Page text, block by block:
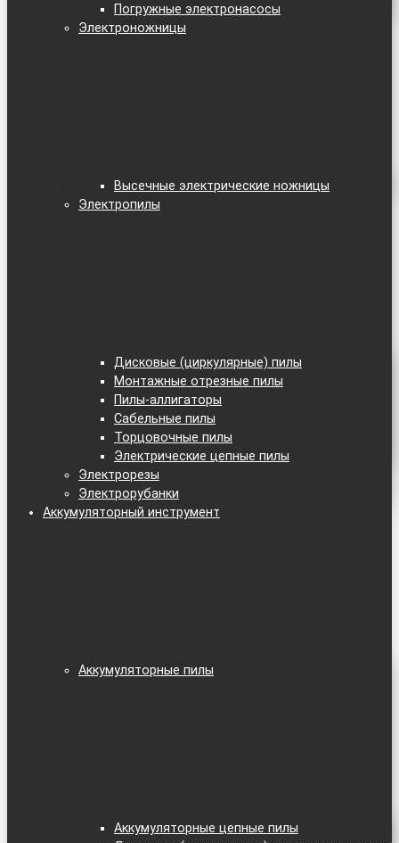
Погружные электронасосы
Электроножницы
Высечные электрические ножницы
Электропилы
Дисковые (циркулярные) пилы
Монтажные отрезные пилы
Пилы-аллигаторы
Сабельные пилы
Торцовочные пилы
Электрические цепные пилы
Электрорезы
Электрорубанки
Аккумуляторный инструмент
Аккумуляторные пилы
Аккумуляторные цепные пилы